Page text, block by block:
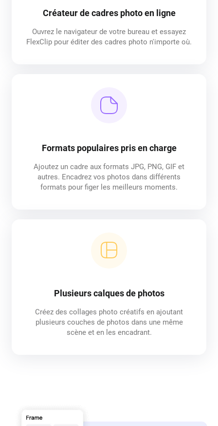
Créateur de cadres photo en ligne
Ouvrez le navigateur de votre bureau et essayez
FlexClip pour éditer des cadres photo n'importe où.
Formats populaires pris en charge
Ajoutez un cadre aux formats JPG, PNG, GIF et
autres. Encadrez vos photos dans différents
formats pour figer les meilleurs moments.
Plusieurs calques de photos
Créez des collages photo créatifs en ajoutant
plusieurs couches de photos dans une même
scène et en les encadrant.